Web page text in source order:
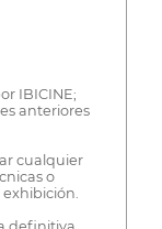
IBICINE;
anteriores
cualquier
o